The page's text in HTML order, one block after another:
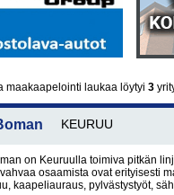
maakaapelointi laukaa löytyi 3
KEURUU
on Keuruulla toimiva pitkän
osaamista ovat erityisesti
kaapeliauraus, pylvästystyöt,